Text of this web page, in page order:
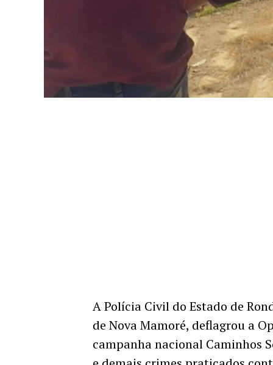
A Polícia Civil do Estado de
de Nova Mamoré, deflagrou a
campanha nacional Caminhos